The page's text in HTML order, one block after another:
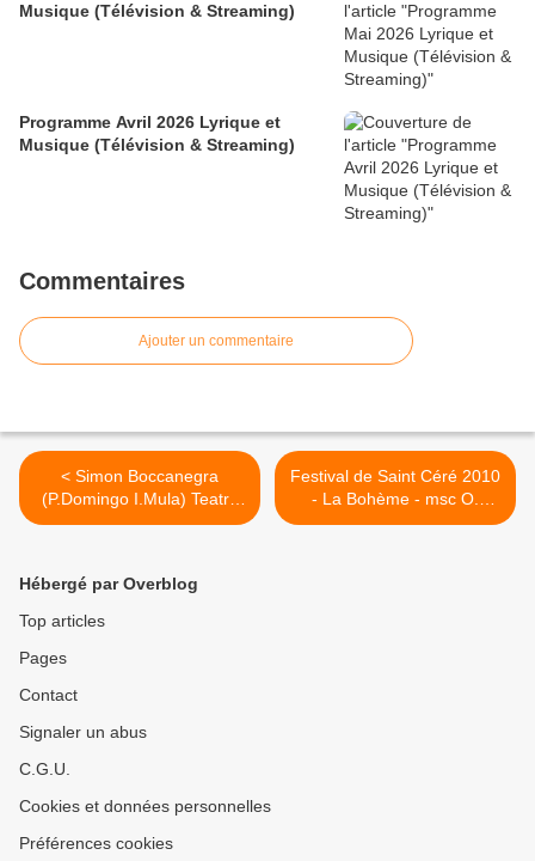
Musique (Télévision & Streaming)
Programme Avril 2026 Lyrique et
Musique (Télévision & Streaming)
Commentaires
Ajouter un commentaire
< Simon Boccanegra
(P.Domingo I.Mula) Teatro
Real de Madrid
Festival de Saint Céré 2010
- La Bohème - msc O.
Desbordes >
Hébergé par Overblog
Top articles
Pages
Contact
Signaler un abus
C.G.U.
Cookies et données personnelles
Préférences cookies